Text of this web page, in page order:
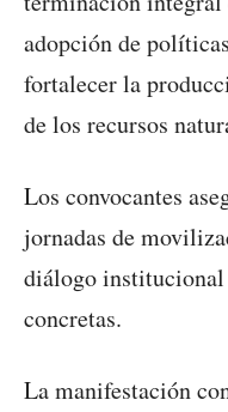
adopción de
fortalecer la
de los recursos
Los convocantes
jornadas de
diálogo institucional
concretas.
La manifestación